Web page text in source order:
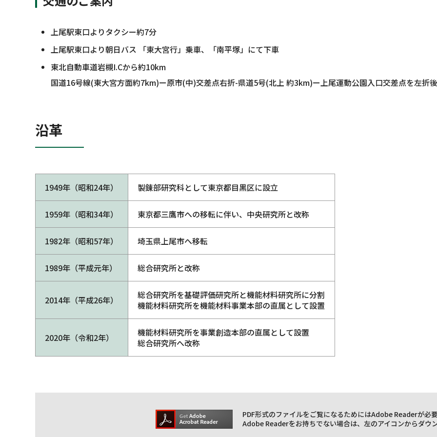
上尾駅東口よりタクシー約7分
上尾駅東口より朝日バス 「東大宮行」乗車、「南平塚」にて下車
東北自動車道岩槻I.Cから約10km
国道16号線(東大宮方面約7km)ー原市(中)交差点右折-県道5号(北上 約3km)ー上尾運動公園入口交差点を左折
沿革
1949年（昭和24年） 製錬部研究科として東京都目黒区に設立
1959年（昭和34年） 東京都三鷹市への移転に伴い、中央研究所と改称
1982年（昭和57年） 埼玉県上尾市へ移転
1989年（平成元年） 総合研究所と改称
2014年（平成26年）
総合研究所を基礎評価研究所と機能材料研究所に分割
機能材料研究所を機能材料事業本部の直属として設置
2020年（令和2年）
機能材料研究所を事業創造本部の直属として設置
総合研究所へ改称
PDF形式のファイルをご覧になるためにはAdobe Readerが必
Adobe Readerをお持ちでない場合は、左のアイコンからダウ